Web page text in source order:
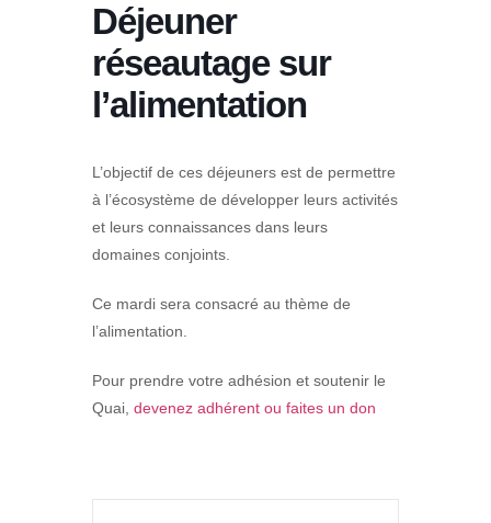
Déjeuner
réseautage sur
l’alimentation
L’objectif de ces déjeuners est de permettre
à l’écosystème de développer leurs activités
et leurs connaissances dans leurs
domaines conjoints.
Ce mardi sera consacré au thème de
l’alimentation.
Pour prendre votre adhésion et soutenir le
Quai, devenez adhérent ou faites un don